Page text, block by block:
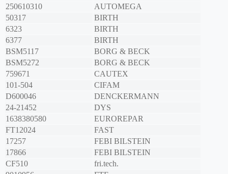
250610310
AUTOMEGA
50317
BIRTH
6323
BIRTH
6377
BIRTH
BSM5117
BORG & BECK
BSM5272
BORG & BECK
759671
CAUTEX
101-504
CIFAM
D600046
DENCKERMANN
24-21452
DYS
1638380580
EUROREPAR
FT12024
FAST
17257
FEBI BILSTEIN
17866
FEBI BILSTEIN
CF510
fri.tech.